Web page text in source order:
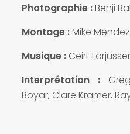
Photographie :Benji
Montage :Mike Mendez
Musique : Ceiri
Interprétation :
Boyar, Clare Kramer,